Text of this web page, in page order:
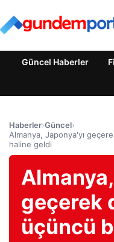
Güncel Haberler
Haberler›Güncel›
Almanya, Japonya'yı
haline geldi
geçerek
üçüncü